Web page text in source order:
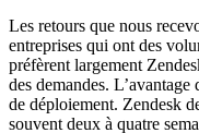
Les retours que nous
entreprises qui ont des
préfèrent largement
des demandes. L’avantage
de déploiement. Zendesk
souvent deux à quatre